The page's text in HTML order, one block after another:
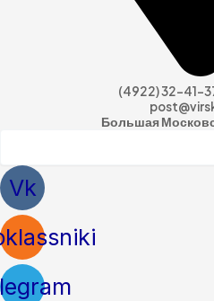
(4922) 32-41-
Большая
Vk